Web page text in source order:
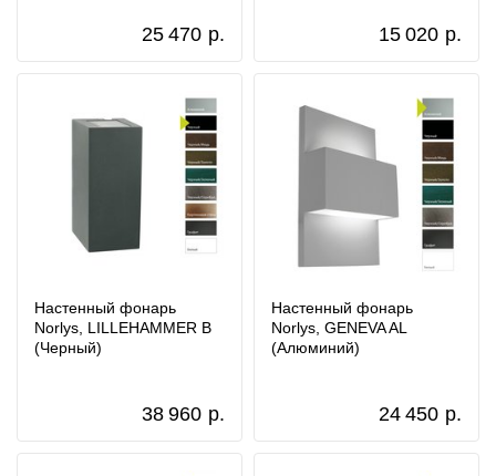
25 470 р. 15 020 р.
Настенный фонарь
Norlys, LILLEHAMMER B
(Черный)
38 960 р.
Настенный фонарь
Norlys, GENEVA AL
(Алюминий)
24 450 р.